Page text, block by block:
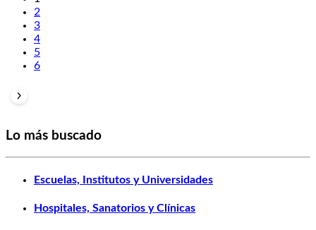
2
3
4
5
6
Lo más buscado
Escuelas, Institutos y Universidades
Hospitales, Sanatorios y Clínicas